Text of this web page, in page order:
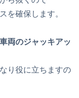
を確保します。
両のジャッキアッ
り役に立ちますの